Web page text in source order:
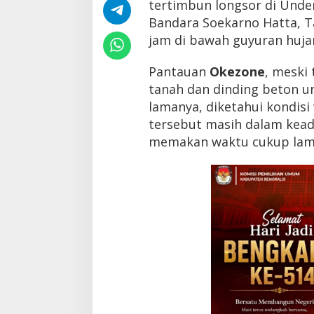
L
o
n
g
o
U
n
d
e
r
tertimbun longsor di
Bandara Soekarno Hatta,
jam di bawah guyuran
Pantauan Okezone,
tanah dan dinding beton
lamanya, diketahui
tersebut masih dalam
memakan waktu cukup